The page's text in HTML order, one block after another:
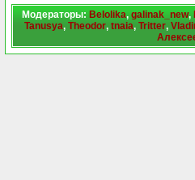
Модераторы: Belolika, galinak_new,
Tanusya, Theodor, tnaia, Tritter,